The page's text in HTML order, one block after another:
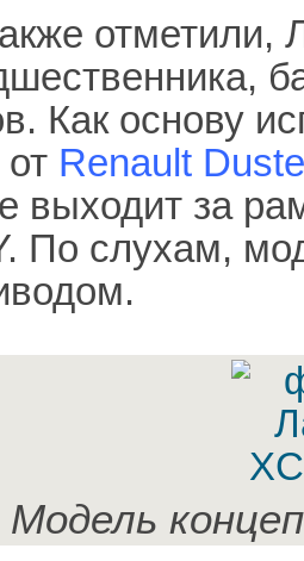
отметили,
Как основу
Renault
выходит за
По слухам,
Модель